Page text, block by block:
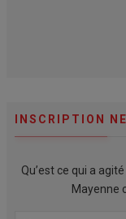
INSCRIPTION
Qu’est ce qui a
Mayenne